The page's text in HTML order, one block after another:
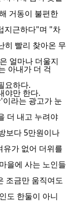
거동이 불편한
지근하다"며 "차
히 빨리 찾아온 무
얼마나 더울지
아내가 더 걱
요하다.
야만 한다.
라는 광고가 눈
더 내고 누려야
보다 5만원이나
유가 없어 더위를
을에 사는 노인들
조금만 움직여도
도 한둘이 아니